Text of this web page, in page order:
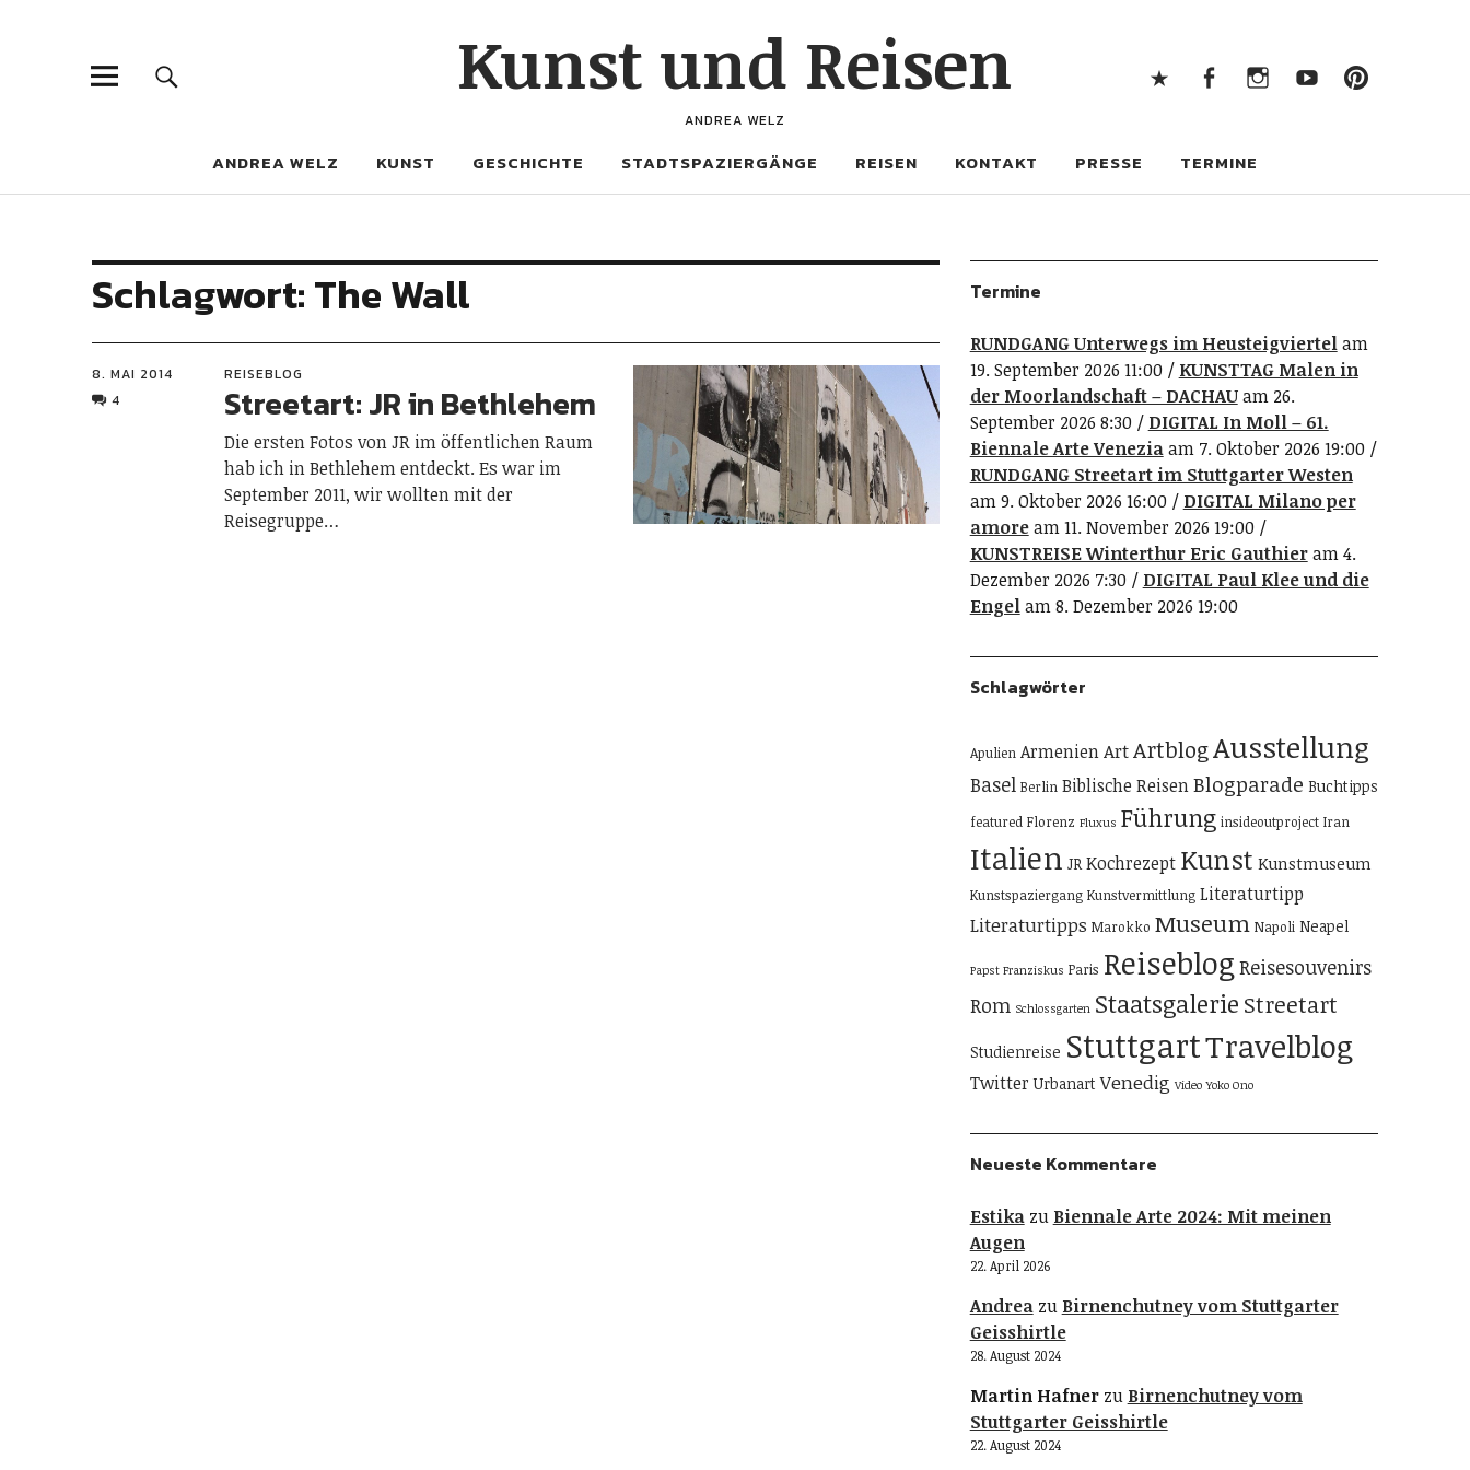
Kunst und Reisen
ANDREA WELZ
ANDREA WELZ KUNST GESCHICHTE STADTSPAZIERGÄNGE REISEN KONTAKT PRESSE TERMINE
Schlagwort:The Wall
8. MAI 2014
4
REISEBLOG
Streetart: JR in Bethlehem
Die ersten Fotos von JR im öffentlichen Raum
hab ich in Bethlehem entdeckt. Es war im
September 2011, wir wollten mit der
Reisegruppe…
Termine
RUNDGANG Unterwegs im Heusteigviertelam
19. September 2026 11:00
KUNSTTAG Malen in
der Moorlandschaft – DACHAUam 26.
September 2026 8:30
DIGITAL In Moll – 61.
Biennale Arte Veneziaam 7. Oktober 2026 19:00
RUNDGANG Streetart im Stuttgarter Westen
am 9. Oktober 2026 16:00
DIGITAL Milano per
amoream 11. November 2026 19:00
KUNSTREISE Winterthur Eric Gauthieram 4.
Dezember 2026 7:30
DIGITAL Paul Klee und die
Engelam 8. Dezember 2026 19:00
Schlagwörter
Apulien ArmenienArtArtblogAusstellung
Basel Berlin Biblische ReisenBlogparade Buchtipps
featured Florenz Fluxus Führung insideoutproject Iran
Italien JR Kochrezept Kunst Kunstmuseum
Kunstspaziergang Kunstvermittlung Literaturtipp
Literaturtipps Marokko Museum Napoli Neapel
Papst Franziskus Paris Reiseblog Reisesouvenirs
Rom Schlossgarten Staatsgalerie Streetart
Studienreise StuttgartTravelblog
Twitter Urbanart Venedig Video Yoko Ono
Neueste Kommentare
Estikazu Biennale Arte 2024: Mit meinen
Augen
22. April 2026
Andreazu Birnenchutney vom Stuttgarter
Geisshirtle
28. August 2024
Martin Hafnerzu Birnenchutney vom
Stuttgarter Geisshirtle
22. August 2024